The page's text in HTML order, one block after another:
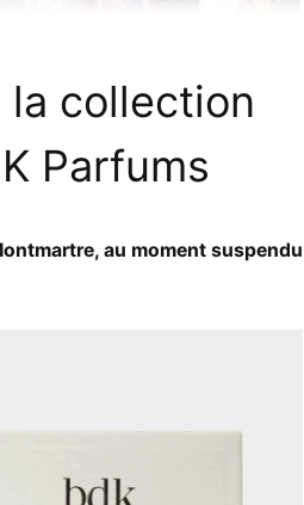
la collection
Parfums
au moment suspendu